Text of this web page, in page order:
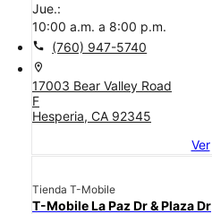
Jue.:
10:00 a.m. a 8:00 p.m.
call (760) 947-5740
location_on
17003 Bear Valley Road
F
Hesperia, CA 92345
Ver
Tienda T-Mobile
T-Mobile La Paz Dr & Plaza Dr